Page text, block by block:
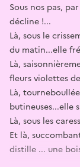
Sous nos pas,
décline !...
Là, sous le
du matin...elle
Là,
fleurs violettes
Là,
butineuses...elle
Là, sous les
Et là,
distille ... une